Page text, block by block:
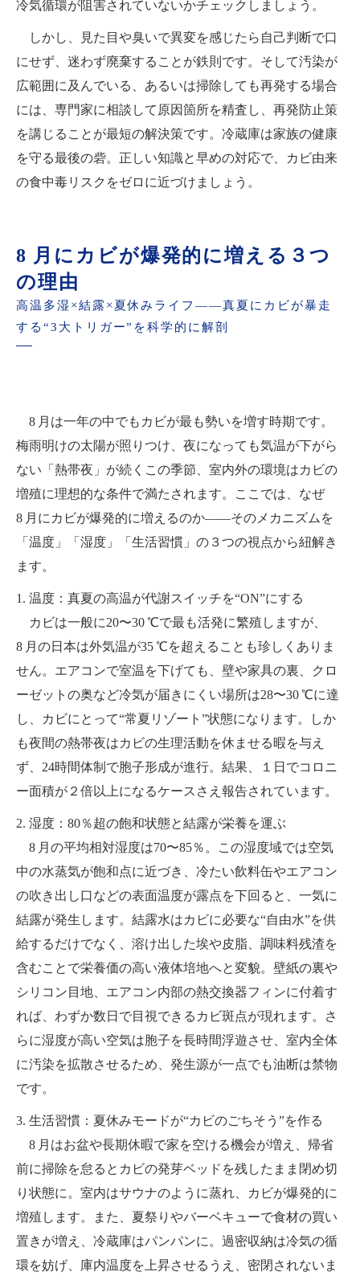
冷気循環が阻害されていないかチェックしましょう。
しかし、見た目や臭いで異変を感じたら自己判断で口
にせず、迷わず廃棄することが鉄則です。そして汚染が
広範囲に及んでいる、あるいは掃除しても再発する場合
には、専門家に相談して原因箇所を精査し、再発防止策
を講じることが最短の解決策です。冷蔵庫は家族の健康
を守る最後の砦。正しい知識と早めの対応で、カビ由来
の食中毒リスクをゼロに近づけましょう。
8 月にカビが爆発的に増える３つ
の理由
高温多湿×結露×夏休みライフ――真夏にカビが暴走
する“3大トリガー”を科学的に解剖
8 月は一年の中でもカビが最も勢いを増す時期です。
梅雨明けの太陽が照りつけ、夜になっても気温が下がら
ない「熱帯夜」が続くこの季節、室内外の環境はカビの
増殖に理想的な条件で満たされます。ここでは、なぜ
8 月にカビが爆発的に増えるのか――そのメカニズムを
「温度」「湿度」「生活習慣」の３つの視点から紐解き
ます。
1. 温度：真夏の高温が代謝スイッチを“ON”にする
カビは一般に20〜30 ℃で最も活発に繁殖しますが、
8 月の日本は外気温が35 ℃を超えることも珍しくありま
せん。エアコンで室温を下げても、壁や家具の裏、クロ
ーゼットの奥など冷気が届きにくい場所は28〜30 ℃に達
し、カビにとって“常夏リゾート”状態になります。しか
も夜間の熱帯夜はカビの生理活動を休ませる暇を与え
ず、24時間体制で胞子形成が進行。結果、１日でコロニ
ー面積が２倍以上になるケースさえ報告されています。
2. 湿度：80％超の飽和状態と結露が栄養を運ぶ
8 月の平均相対湿度は70〜85％。この湿度域では空気
中の水蒸気が飽和点に近づき、冷たい飲料缶やエアコン
の吹き出し口などの表面温度が露点を下回ると、一気に
結露が発生します。結露水はカビに必要な“自由水”を供
給するだけでなく、溶け出した埃や皮脂、調味料残渣を
含むことで栄養価の高い液体培地へと変貌。壁紙の裏や
シリコン目地、エアコン内部の熱交換器フィンに付着す
れば、わずか数日で目視できるカビ斑点が現れます。さ
らに湿度が高い空気は胞子を長時間浮遊させ、室内全体
に汚染を拡散させるため、発生源が一点でも油断は禁物
です。
3. 生活習慣：夏休みモードが“カビのごちそう”を作る
8 月はお盆や長期休暇で家を空ける機会が増え、帰省
前に掃除を怠るとカビの発芽ベッドを残したまま閉め切
り状態に。室内はサウナのように蒸れ、カビが爆発的に
増殖します。また、夏祭りやバーベキューで食材の買い
置きが増え、冷蔵庫はパンパンに。過密収納は冷気の循
環を妨げ、庫内温度を上昇させるうえ、密閉されないま